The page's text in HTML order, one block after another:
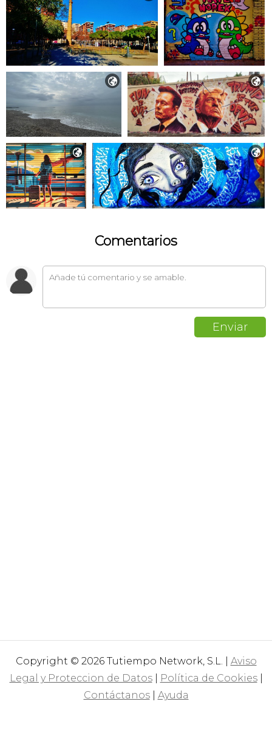
 
 
Comentarios
Copyright © 2026 Tutiempo Network, S.L. | Aviso
Legal y Proteccion de Datos| Política de Cookies|
Contáctanos| Ayuda